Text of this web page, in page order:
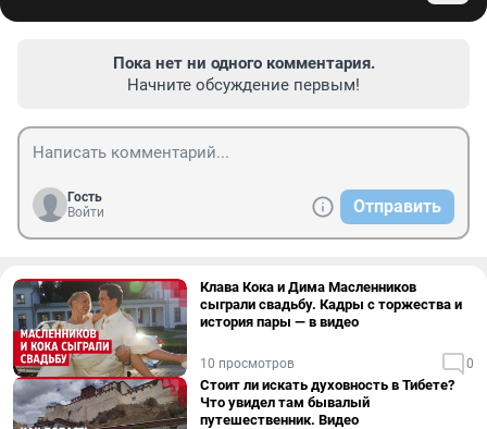
Пока нет ни одного комментария.
Начните обсуждение первым!
Гость
Войти
Отправить
Клава Кока и Дима Масленников
сыграли свадьбу. Кадры с торжества и
история пары — в видео
10 просмотров 0
Стоит ли искать духовность в Тибете?
Что увидел там бывалый
путешественник. Видео